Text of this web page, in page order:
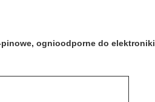
pinowe, ognioodporne do elektroniki